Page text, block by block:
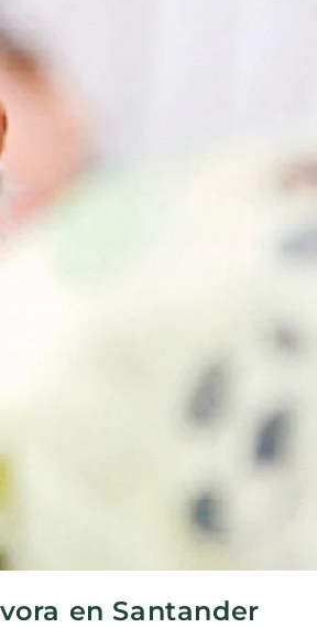
en Santander